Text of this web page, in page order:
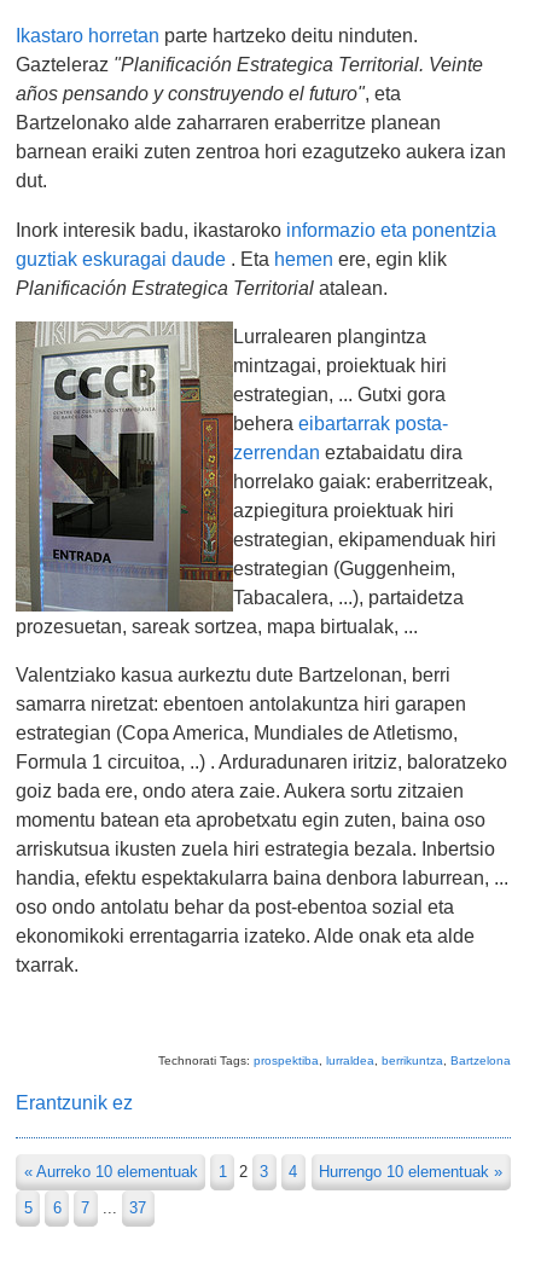
Ikastaro horretan parte hartzeko deitu ninduten.
Gazteleraz "Planificación Estrategica Territorial. Veinte
años pensando y construyendo el futuro", eta
Bartzelonako alde zaharraren eraberritze planean
barnean eraiki zuten zentroa hori ezagutzeko aukera izan
dut.
Inork interesik badu, ikastaroko informazio eta ponentzia
guztiak eskuragai daude . Eta hemen ere, egin klik
Planificación Estrategica Territorial atalean.
Lurralearen plangintza
mintzagai, proiektuak hiri
estrategian, ... Gutxi gora
beheraeibartarrak posta-
zerrendan eztabaidatu dira
horrelako gaiak: eraberritzeak,
azpiegitura proiektuak hiri
estrategian, ekipamenduak hiri
estrategian (Guggenheim,
Tabacalera, ...), partaidetza
prozesuetan, sareak sortzea, mapa birtualak, ...
Valentziako kasua aurkeztu dute Bartzelonan, berri
samarra niretzat: ebentoen antolakuntza hiri garapen
estrategian (Copa America, Mundiales de Atletismo,
Formula 1 circuitoa, ..) . Arduradunaren iritziz, baloratzeko
goiz bada ere, ondo atera zaie. Aukera sortu zitzaien
momentu batean eta aprobetxatu egin zuten, baina oso
arriskutsua ikusten zuela hiri estrategia bezala. Inbertsio
handia, efektu espektakularra baina denbora laburrean, ...
oso ondo antolatu behar da post-ebentoa sozial eta
ekonomikoki errentagarria izateko. Alde onak eta alde
txarrak.
Technorati Tags: prospektiba, lurraldea, berrikuntza, Bartzelona
Erantzunik ez
« Aurreko 10 elementuak Hurrengo 10 elementuak »
1 2 3 4
5 6 7 ... 37